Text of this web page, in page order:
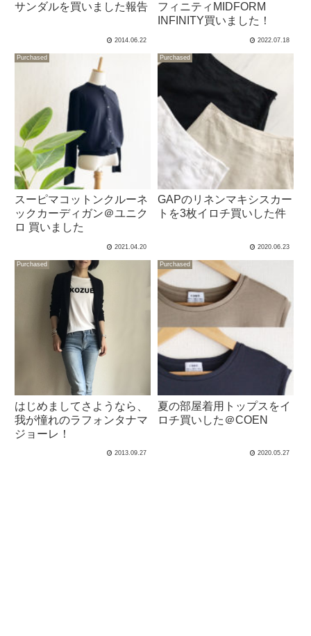
サンダルを買いました報告
2014.06.22
フィニティMIDFORM
INFINITY買いました！
2022.07.18
Purchased
スーピマコットンクルーネ
ックカーディガン＠ユニク
ロ 買いました
2021.04.20
Purchased
GAPのリネンマキシスカー
トを3枚イロチ買いした件
2020.06.23
Purchased
はじめましてさようなら、
我が憧れのラフォンタナマ
ジョーレ！
2013.09.27
Purchased
夏の部屋着用トップスをイ
ロチ買いした＠COEN
2020.05.27